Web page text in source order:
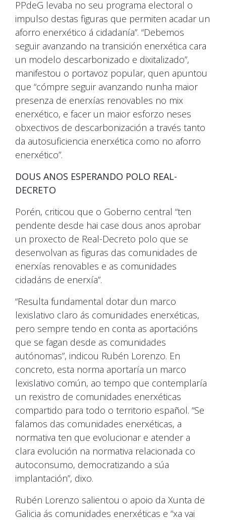
PPdeG levaba no seu programa electoral o
impulso destas figuras que permiten acadar un
aforro enerxético á cidadanía”. “Debemos
seguir avanzando na transición enerxética cara
un modelo descarbonizado e dixitalizado”,
manifestou o portavoz popular, quen apuntou
que “cómpre seguir avanzando nunha maior
presenza de enerxías renovables no mix
enerxético, e facer un maior esforzo neses
obxectivos de descarbonización a través tanto
da autosuficiencia enerxética como no aforro
enerxético”.
DOUS ANOS ESPERANDO POLO REAL-
DECRETO
Porén, criticou que o Goberno central “ten
pendente desde hai case dous anos aprobar
un proxecto de Real-Decreto polo que se
desenvolvan as figuras das comunidades de
enerxías renovables e as comunidades
cidadáns de enerxía”.
“Resulta fundamental dotar dun marco
lexislativo claro ás comunidades enerxéticas,
pero sempre tendo en conta as aportacións
que se fagan desde as comunidades
autónomas”, indicou Rubén Lorenzo. En
concreto, esta norma aportaría un marco
lexislativo común, ao tempo que contemplaría
un rexistro de comunidades enerxéticas
compartido para todo o territorio español. “Se
falamos das comunidades enerxéticas, a
normativa ten que evolucionar e atender a
clara evolución na normativa relacionada co
autoconsumo, democratizando a súa
implantación”, dixo.
Rubén Lorenzo salientou o apoio da Xunta de
Galicia ás comunidades enerxéticas e “xa vai